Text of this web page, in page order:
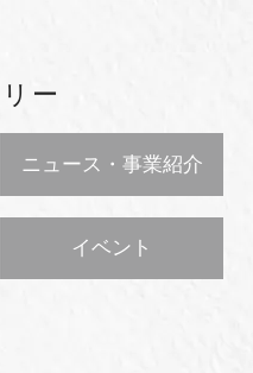
ー
ニュース・事業紹介
イベント